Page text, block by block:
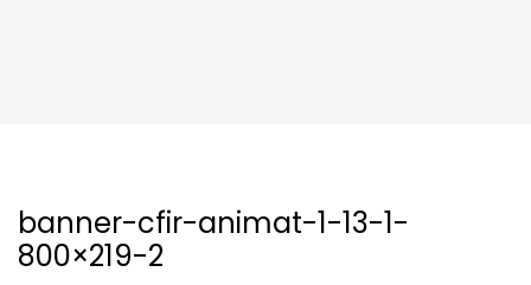
banner-cfir-animat-1-13-1-
800×219-2